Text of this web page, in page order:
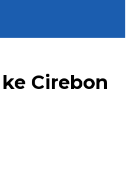
Cirebon